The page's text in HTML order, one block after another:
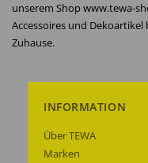
unserem Shop www.tewa-
Accessoires und
Zuhause.
INFORMATION
Über TEWA
Marken